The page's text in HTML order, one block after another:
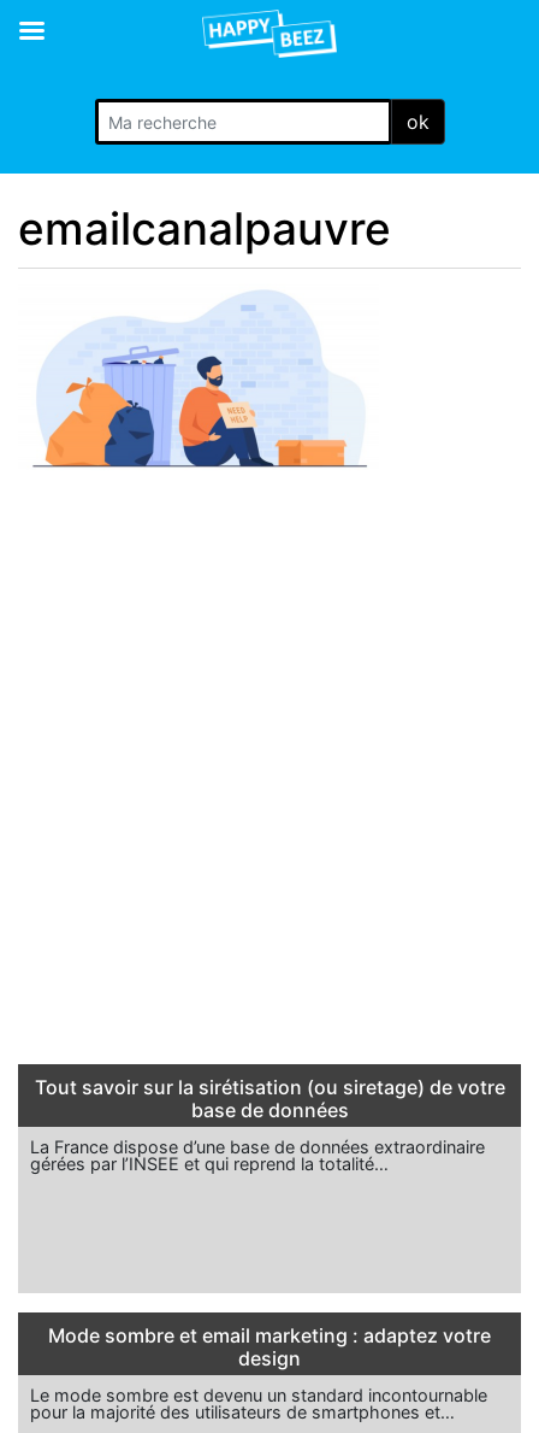
ok
emailcanalpauvre
Tout savoir sur la sirétisation (ou siretage) de votre
base de données
La France dispose d’une base de données extraordinaire
gérées par l’INSEE et qui reprend la totalité…
Mode sombre et email marketing : adaptez votre
design
Le mode sombre est devenu un standard incontournable
pour la majorité des utilisateurs de smartphones et…